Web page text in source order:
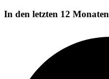
In den letzten 12 Monaten